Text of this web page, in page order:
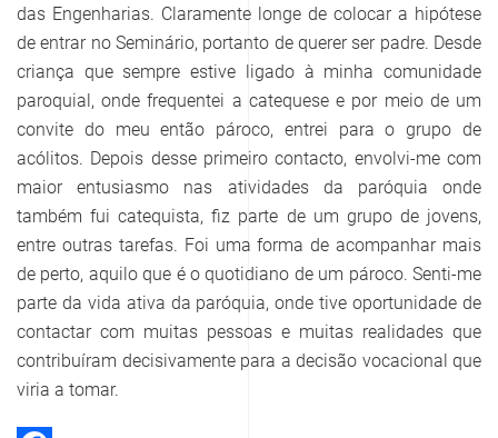
das Engenharias. Claramente longe de colocar a hipótese
de entrar no Seminário, portanto de querer ser padre. Desde
criança que sempre estive ligado à minha comunidade
paroquial, onde frequentei a catequese e por meio de um
convite do meu então pároco, entrei para o grupo de
acólitos. Depois desse primeiro contacto, envolvi-me com
maior entusiasmo nas atividades da paróquia onde
também fui catequista, fiz parte de um grupo de jovens,
entre outras tarefas. Foi uma forma de acompanhar mais
de perto, aquilo que é o quotidiano de um pároco. Senti-me
parte da vida ativa da paróquia, onde tive oportunidade de
contactar com muitas pessoas e muitas realidades que
contribuíram decisivamente para a decisão vocacional que
viria a tomar.